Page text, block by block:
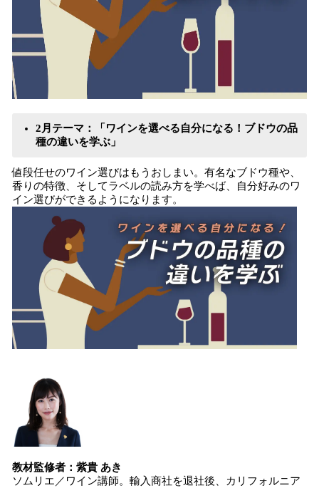
2月テーマ：「ワインを選べる自分になる！ブドウの品
種の違いを学ぶ」
値段任せのワイン選びはもうおしまい。有名なブドウ種や、
香りの特徴、そしてラベルの読み方を学べば、自分好みのワ
イン選びができるようになります。
教材監修者：紫貴 あき
ソムリエ／ワイン講師。輸入商社を退社後、カリフォルニア